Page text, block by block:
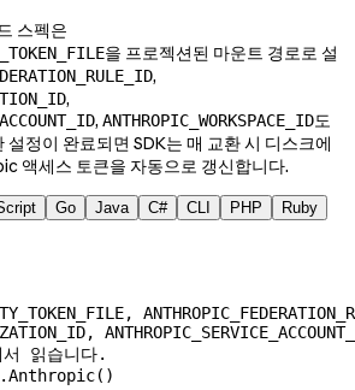
스펙은
을 프로젝션된 마운트 경로로 설
,
,
, ANTHROPIC_WORKSPACE_ID도
설정이 완료되면 SDK는 매 교환 시 디스크에
액세스 토큰을 자동으로 갱신합니다.
Go Java C# CLI PHP Ruby
읽습니다.